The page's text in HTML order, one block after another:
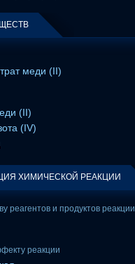
меди (II)
(II)
(IV)
ХИМИЧЕСКОЙ РЕАКЦИИ
реагентов и продуктов реакции
реакции